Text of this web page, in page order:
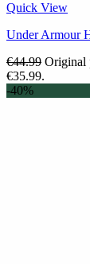
Quick View
Under Armour
€44.99 Original
€35.99.
-40%